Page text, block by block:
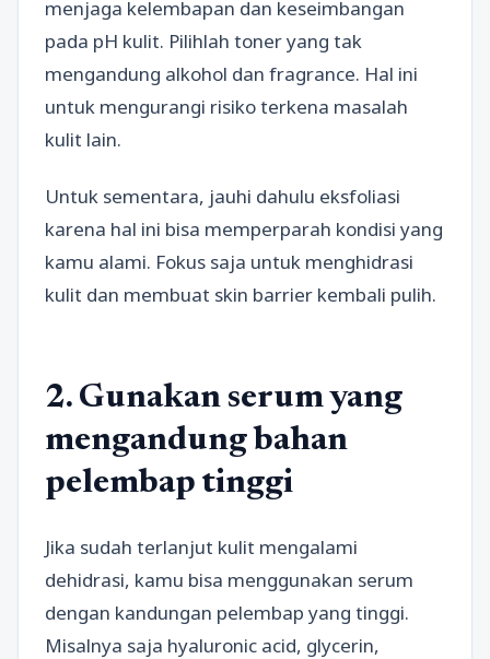
menjaga kelembapan dan keseimbangan
pada pH kulit. Pilihlah toner yang tak
mengandung alkohol dan fragrance. Hal ini
untuk mengurangi risiko terkena masalah
kulit lain.
Untuk sementara, jauhi dahulu eksfoliasi
karena hal ini bisa memperparah kondisi yang
kamu alami. Fokus saja untuk menghidrasi
kulit dan membuat skin barrier kembali pulih.
2. Gunakan serum yang
mengandung bahan
pelembap tinggi
Jika sudah terlanjut kulit mengalami
dehidrasi, kamu bisa menggunakan serum
dengan kandungan pelembap yang tinggi.
Misalnya saja hyaluronic acid, glycerin,